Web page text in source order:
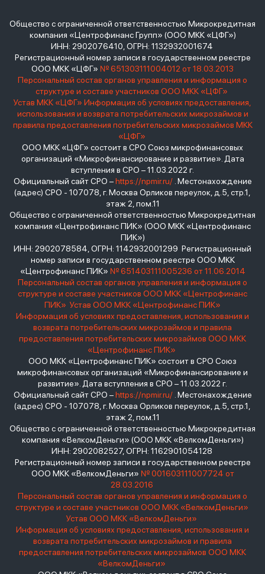
Общество с ограниченной ответственностью Микрокредитная
компания «Центрофинанс Групп» (ООО МКК «ЦФГ»)
ИНН: 2902076410, ОГРН: 1132932001674
Регистрационный номер записи в государственном реестре
ООО МКК «ЦФГ» № 651303111004012 от 18.03.2013
Персональный состав органов управления и информация о
структуре и составе участников ООО МКК «ЦФГ»
Устав МКК «ЦФГ» Информация об условиях предоставления,
использования и возврата потребительских микрозаймов и
правила предоставления потребительских микрозаймов МКК
«ЦФГ»
ООО МКК «ЦФГ» состоит в СРО Союз микрофинансовых
организаций «Микрофинансирование и развитие». Дата
вступления в СРО – 11.03.2022 г.
Официальный сайт СРО –https://npmir.ru/. Местонахождение
(адрес) СРО - 107078, г. Москва Орликов переулок, д.5, стр.1,
этаж 2, пом.11
Общество с ограниченной ответственностью Микрокредитная
компания «Центрофинанс ПИК» (ООО МКК «Центрофинанс
ПИК»)
ИНН: 2902078584, ОГРН: 1142932001299 Регистрационный
номер записи в государственном реестре ООО МКК
«Центрофинанс ПИК» № 651403111005236 от 11.06.2014
Персональный состав органов управления и информация о
структуре и составе участников ООО МКК «Центрофинанс
ПИК» Устав ООО МКК «Центрофинанс ПИК»
Информация об условиях предоставления, использования и
возврата потребительских микрозаймов и правила
предоставления потребительских микрозаймов ООО МКК
«Центрофинанс ПИК»
ООО МКК «Центрофинанс ПИК» состоит в СРО Союз
микрофинансовых организаций «Микрофинансирование и
развитие». Дата вступления в СРО – 11.03.2022 г.
Официальный сайт СРО –https://npmir.ru/. Местонахождение
(адрес) СРО - 107078, г. Москва Орликов переулок, д.5, стр.1,
этаж 2, пом.11
Общество с ограниченной ответственностью Микрокредитная
компания «ВелкомДеньги» (ООО МКК «ВелкомДеньги»)
ИНН: 2902082527, ОГРН: 1162901054128
Регистрационный номер записи в государственном реестре
ООО МКК «ВелкомДеньги» № 001603111007724 от
28.03.2016
Персональный состав органов управления и информация о
структуре и составе участников ООО МКК «ВелкомДеньги»
Устав ООО МКК «ВелкомДеньги»
Информация об условиях предоставления, использования и
возврата потребительских микрозаймов и правила
предоставления потребительских микрозаймов ООО МКК
«ВелкомДеньги»